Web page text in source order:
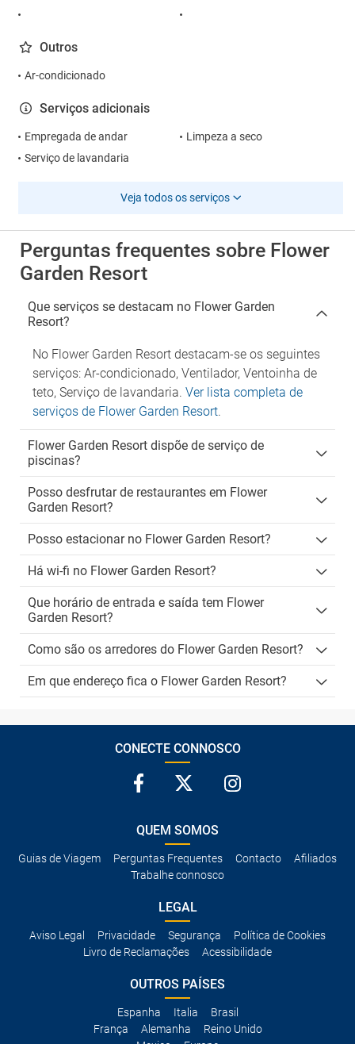
Outros
Ar-condicionado
Serviços adicionais
Empregada de andar
Limpeza a seco
Serviço de lavandaria
Veja todos os serviços
Perguntas frequentes sobre Flower
Garden Resort
Que serviços se destacam no Flower Garden
Resort?
No Flower Garden Resort destacam-se os seguintes
serviços: Ar-condicionado, Ventilador, Ventoinha de
teto, Serviço de lavandaria. Ver lista completa de
serviços de Flower Garden Resort.
Flower Garden Resort dispõe de serviço de
piscinas?
Posso desfrutar de restaurantes em Flower
Garden Resort?
Posso estacionar no Flower Garden Resort?
Há wi-fi no Flower Garden Resort?
Que horário de entrada e saída tem Flower
Garden Resort?
Como são os arredores do Flower Garden Resort?
Em que endereço fica o Flower Garden Resort?
CONECTE CONNOSCO
QUEM SOMOS
Guias de Viagem Perguntas Frequentes Contacto
Afiliados
Trabalhe connosco
LEGAL
Aviso Legal Privacidade Segurança
Política de Cookies
Livro de Reclamações
Acessibilidade
OUTROS PAÍSES
Espanha Italia
Brasil
França
Alemanha
Reino Unido